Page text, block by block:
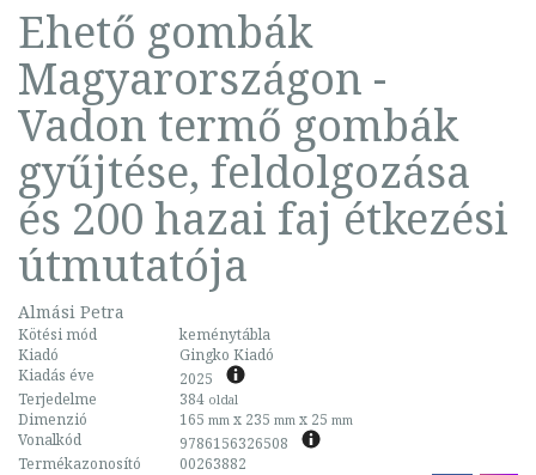
Ehető gombák
Magyarországon -
Vadon termő gombák
gyűjtése, feldolgozása
és 200 hazai faj étkezési
útmutatója
Almási Petra
Kötési mód
keménytábla
Kiadó
Gingko Kiadó
Kiadás éve
2025
Terjedelme
384 oldal
Dimenzió 165 mm x 235 mm x 25 mm
Vonalkód
9786156326508
Termékazonosító
00263882